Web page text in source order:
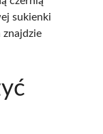
sukienki
znajdzie